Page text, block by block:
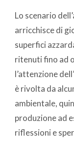
Lo scenario
arricchisce di
superfici
ritenuti fino ad
l’attenzione
è rivolta da
ambientale,
produzione ad
riflessioni e